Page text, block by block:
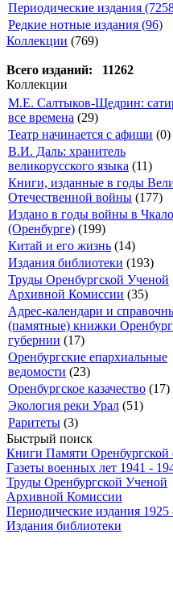
Периодические издания
Редкие нотные издания (96)
Коллекции (769)
Всего изданий: 11262
Коллекции
М.Е. Салтыков-Щедрин:
все времена (29)
Театр начинается с афиши (0)
В.И. Даль: хранитель
великорусского языка (11)
Книги, изданные в годы
Отечественной войны (177)
Издано в годы войны в
(Оренбурге) (199)
Китай и его жизнь (14)
Издания библиотеки (193)
Труды Оренбургской Ученой
Архивной Комиссии (35)
Адрес-календари и
(памятные) книжки
губернии (17)
Оренбургские епархиальные
ведомости (23)
Оренбургское казачество (17)
Экология реки Урал (51)
Раритеты (3)
Быстрый поиск
Книги Памяти Оренбургской
Газеты военных лет 1941 -
Труды Оренбургской Ученой
Архивной Комиссии
Периодические издания 1925
Издания библиотеки